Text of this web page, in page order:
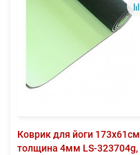
Коврик для йоги 173x61см
толщина 4мм LS-323704g,